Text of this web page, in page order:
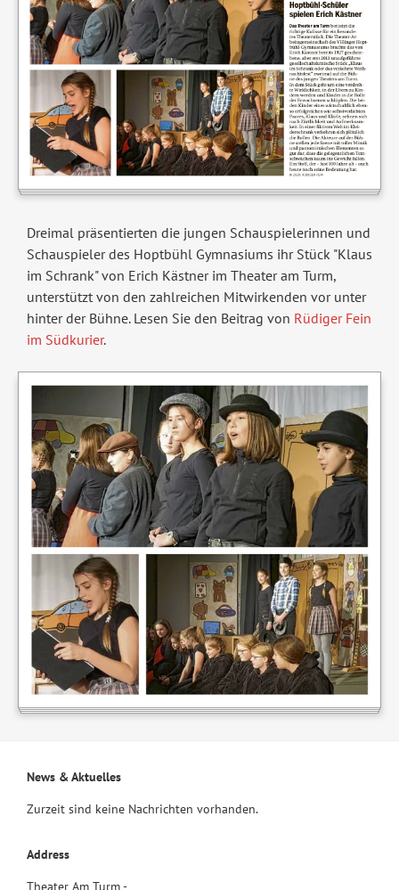
Dreimal präsentierten die jungen Schauspielerinnen und
Schauspieler des Hoptbühl Gymnasiums ihr Stück "Klaus
im Schrank" von Erich Kästner im Theater am Turm,
unterstützt von den zahlreichen Mitwirkenden vor unter
hinter der Bühne. Lesen Sie den Beitrag von Rüdiger Fein
im Südkurier.
News & Aktuelles
Zurzeit sind keine Nachrichten vorhanden.
Address
Theater Am Turm -